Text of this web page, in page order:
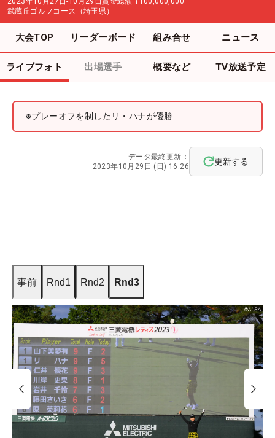
武蔵丘ゴルフコース（埼玉県）
大会TOP リーダーボード 組み合せ ニュース
ライブフォト 出場選手 概要など TV放送予定
※プレーオフを制したリ・ハナが優勝
データ最終更新：
2023年10月29日 (日) 16:26
更新する
事前 Rnd1 Rnd2 Rnd3